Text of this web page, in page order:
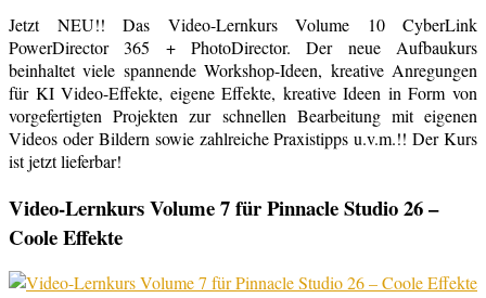
Jetzt NEU!! Das Video-Lernkurs Volume 10 CyberLink
PowerDirector 365 + PhotoDirector. Der neue Aufbaukurs
beinhaltet viele spannende Workshop-Ideen, kreative Anregungen
für KI Video-Effekte, eigene Effekte, kreative Ideen in Form von
vorgefertigten Projekten zur schnellen Bearbeitung mit eigenen
Videos oder Bildern sowie zahlreiche Praxistipps u.v.m.!! Der Kurs
ist jetzt lieferbar!
Video-Lernkurs Volume 7 für Pinnacle Studio 26 –
Coole Effekte